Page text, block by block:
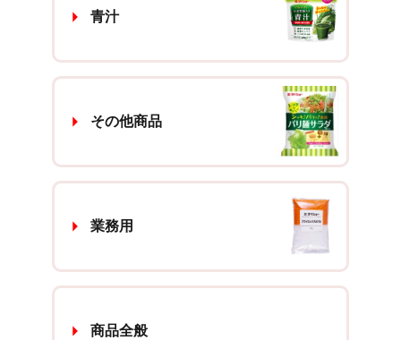
青汁
その他商品
業務用
商品全般